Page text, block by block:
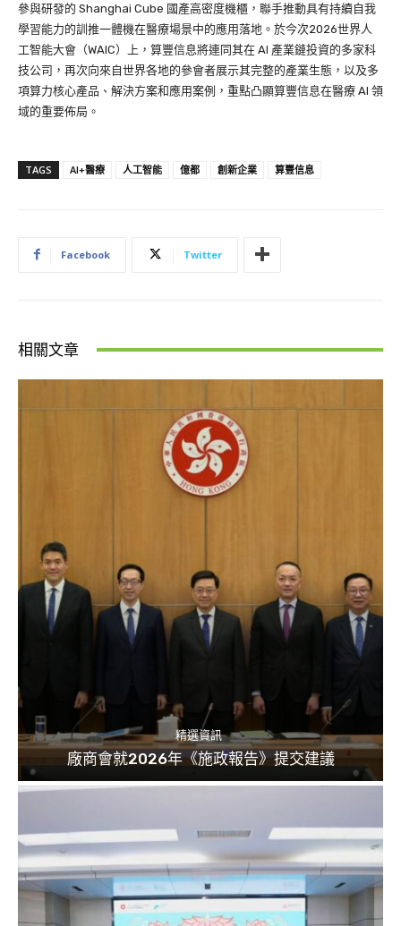
參與研發的 Shanghai Cube 國產高密度機櫃，聯手推動具有持續自我
學習能力的訓推一體機在醫療場景中的應用落地。於今次2026世界人
工智能大會（WAIC）上，算豐信息將連同其在 AI 產業鏈投資的多家科
技公司，再次向來自世界各地的參會者展示其完整的產業生態，以及多
項算力核心產品、解決方案和應用案例，重點凸顯算豐信息在醫療 AI 領
域的重要佈局。
TAGS AI+醫療 人工智能 億都 創新企業 算豐信息
Facebook Twitter
相關文章
精選資訊
廠商會就2026年《施政報告》提交建議